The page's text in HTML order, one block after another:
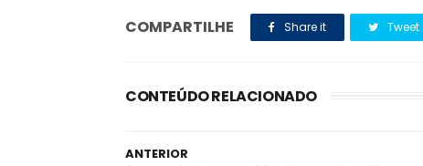
COMPARTILHE Share it Tweet
CONTEÚDO RELACIONADO
ANTERIOR